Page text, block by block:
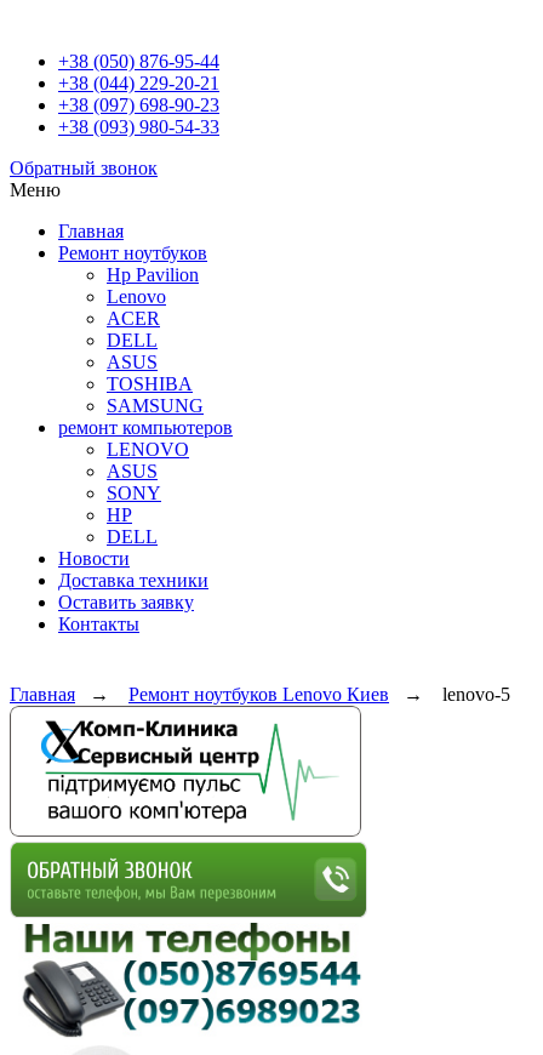
+38 (050) 876-95-44
+38 (044) 229-20-21
+38 (097) 698-90-23
+38 (093) 980-54-33
Обратный звонок
Меню
Главная
Ремонт ноутбуков
Hp Pavilion
Lenovo
ACER
DELL
ASUS
TOSHIBA
SAMSUNG
ремонт компьютеров
LENOVO
ASUS
SONY
HP
DELL
Новости
Доставка техники
Оставить заявку
Контакты
Главная → Ремонт ноутбуков Lenovo Киев → lenovo-5